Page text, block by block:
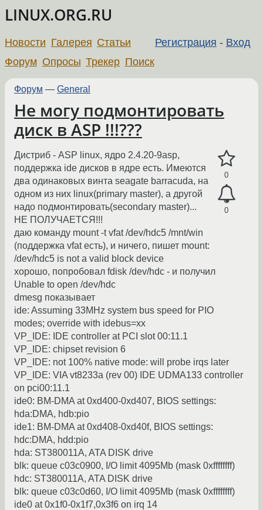
LINUX.ORG.RU
Регистрация - Вход
Новости Галерея Статьи
Форум Опросы Трекер Поиск
Форум — General
Не могу подмонтировать
диск в ASP !!!???
0
0
Дистриб - ASP linux, ядро 2.4.20-9asp,
поддержка ide дисков в ядре есть. Имеются
два одинаковых винта seagate barracuda, на
одном из них linux(primary master), а другой
надо подмонтировать(secondary master)...
НЕ ПОЛУЧАЕТСЯ!!!
даю команду mount -t vfat /dev/hdc5 /mnt/win
(поддержка vfat есть), и ничего, пишет mount:
/dev/hdc5 is not a valid block device
хорошо, попробовал fdisk /dev/hdc - и получил
Unable to open /dev/hdc
dmesg показывает
ide: Assuming 33MHz system bus speed for PIO
modes; override with idebus=xx
VP_IDE: IDE controller at PCI slot 00:11.1
VP_IDE: chipset revision 6
VP_IDE: not 100% native mode: will probe irqs later
VP_IDE: VIA vt8233a (rev 00) IDE UDMA133 controller
on pci00:11.1
ide0: BM-DMA at 0xd400-0xd407, BIOS settings:
hda:DMA, hdb:pio
ide1: BM-DMA at 0xd408-0xd40f, BIOS settings:
hdc:DMA, hdd:pio
hda: ST380011A, ATA DISK drive
blk: queue c03c0900, I/O limit 4095Mb (mask 0xffffffff)
hdc: ST380011A, ATA DISK drive
blk: queue c03c0d60, I/O limit 4095Mb (mask 0xffffffff)
ide0 at 0x1f0-0x1f7,0x3f6 on irq 14